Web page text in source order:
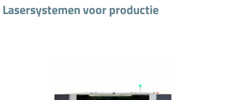
Lasersystemen voor productie